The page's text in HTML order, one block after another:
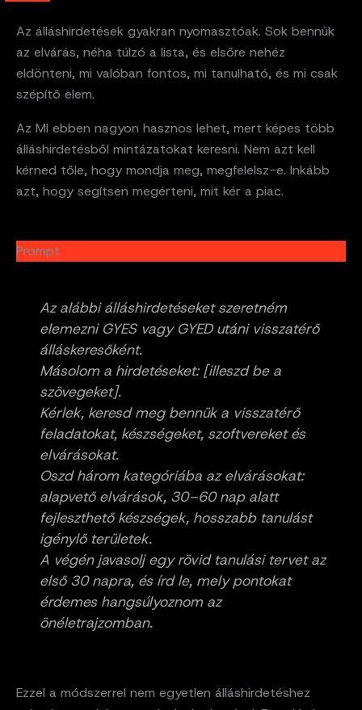
Az álláshirdetések gyakran nyomasztóak. Sok bennük
az elvárás, néha túlzó a lista, és elsőre nehéz
eldönteni, mi valóban fontos, mi tanulható, és mi csak
szépítő elem.
Az MI ebben nagyon hasznos lehet, mert képes több
álláshirdetésből mintázatokat keresni. Nem azt kell
kérned tőle, hogy mondja meg, megfelelsz-e. Inkább
azt, hogy segítsen megérteni, mit kér a piac.
Prompt
Az alábbi álláshirdetéseket szeretném
elemezni GYES vagy GYED utáni visszatérő
álláskeresőként.
Másolom a hirdetéseket: [illeszd be a
szövegeket].
Kérlek, keresd meg bennük a visszatérő
feladatokat, készségeket, szoftvereket és
elvárásokat.
Oszd három kategóriába az elvárásokat:
alapvető elvárások, 30–60 nap alatt
fejleszthető készségek, hosszabb tanulást
igénylő területek.
A végén javasolj egy rövid tanulási tervet az
első 30 napra, és írd le, mely pontokat
érdemes hangsúlyoznom az
önéletrajzomban.
Ezzel a módszerrel nem egyetlen álláshirdetéshez